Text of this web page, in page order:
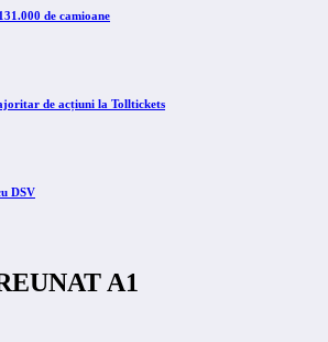
de camioane
de acțiuni la Tolltickets
DSV
A1